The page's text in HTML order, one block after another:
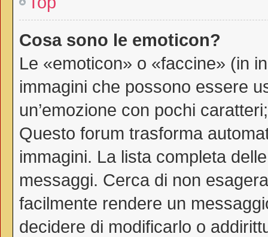
Cosa sono le emoticon?
Le «emoticon» o «faccine» (in
immagini che possono essere
un’emozione con pochi
Questo forum trasforma
immagini. La lista completa
messaggi. Cerca di non
facilmente rendere un
decidere di modificarlo o